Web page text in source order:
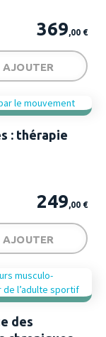
369,00 €
AJOUTER
: thérapie
249,00 €
AJOUTER
des